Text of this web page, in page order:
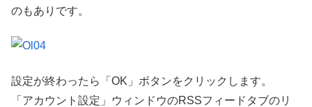
のもありです。
設定が終わったら「OK」ボタンをクリックします。
「アカウント設定」ウィンドウのRSSフィードタブのリ